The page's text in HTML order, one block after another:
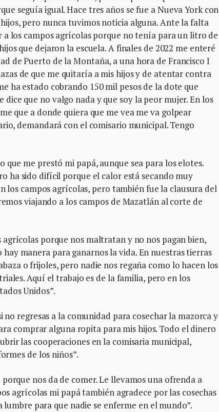
seguía igual. Hace tres años se fue a Nueva York con
pero nunca tuvimos noticia alguna. Ante la falta
los campos agrícolas porque no tenía para un litro de
que dejaron la escuela. A finales de 2022 me enteré
de Puerto de la Montaña, a una hora de Francisco I
de que me quitaría a mis hijos y de atentar contra
ha estado cobrando 150 mil pesos de la dote que
dice que no valgo nada y que soy la peor mujer. En los
que a donde quiera que me vea me va golpear
demandará con el comisario municipal. Tengo
que me prestó mi papá, aunque sea para los elotes.
ha sido difícil porque el calor está secando muy
los campos agrícolas, pero también fue la clausura del
viajando a los campos de Mazatlán al corte de
porque nos maltratan y no nos pagan bien,
manera para ganarnos la vida. En nuestras tierras
o frijoles, pero nadie nos regaña como lo hacen los
Aquí el trabajo es de la familia, pero en los
Unidos”.
no regresas a la comunidad para cosechar la mazorca y
comprar alguna ropita para mis hijos. Todo el dinero
las cooperaciones en la comisaria municipal,
de los niños”.
nos da de comer. Le llevamos una ofrenda a
agrícolas mi papá también agradece por las cosechas
para que nadie se enferme en el mundo”.